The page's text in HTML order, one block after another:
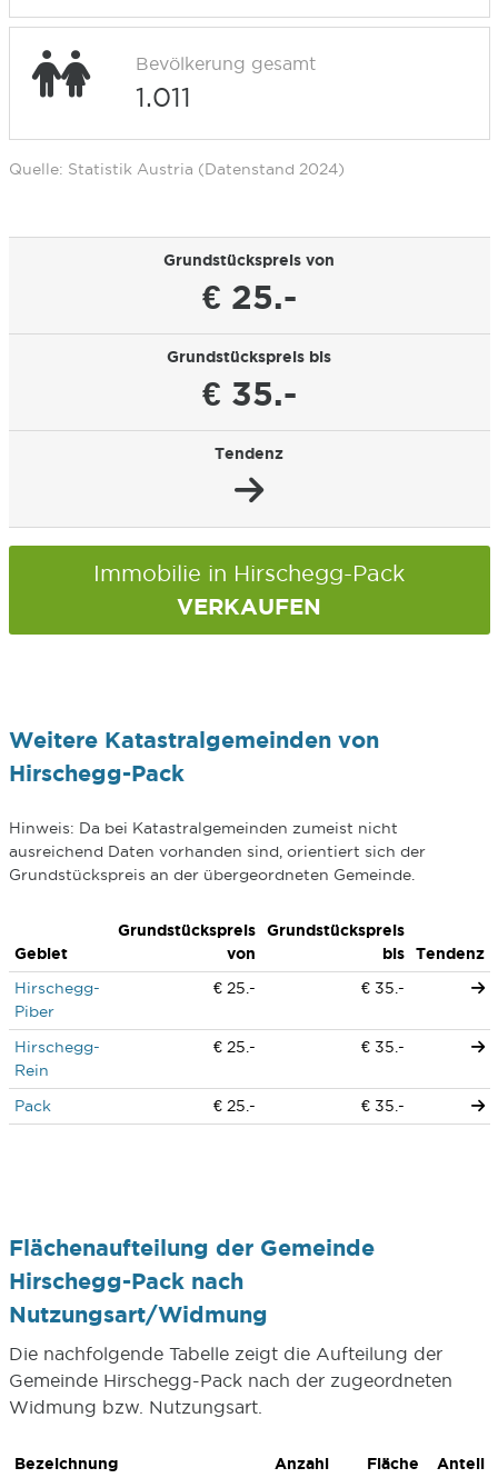
Bevölkerung gesamt
1.011
Quelle: Statistik Austria (Datenstand 2024)
Grundstückspreis von
€ 25.-
Grundstückspreis bis
€ 35.-
Tendenz
Immobilie in Hirschegg-Pack
VERKAUFEN
Weitere Katastralgemeinden von
Hirschegg-Pack
Hinweis: Da bei Katastralgemeinden zumeist nicht
ausreichend Daten vorhanden sind, orientiert sich der
Grundstückspreis an der übergeordneten Gemeinde.
Gebiet
Grundstückspreis
von
Grundstückspreis
bis
Tendenz
Hirschegg-
Piber
€ 25.- € 35.-
Hirschegg-
Rein
€ 25.- € 35.-
Pack € 25.- € 35.-
Flächenaufteilung der Gemeinde
Hirschegg-Pack nach
Nutzungsart/Widmung
Die nachfolgende Tabelle zeigt die Aufteilung der
Gemeinde Hirschegg-Pack nach der zugeordneten
Widmung bzw. Nutzungsart.
Bezeichnung Anzahl Fläche Anteil